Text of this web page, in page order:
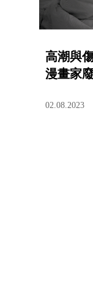
高潮與
漫畫家
02.08.2023